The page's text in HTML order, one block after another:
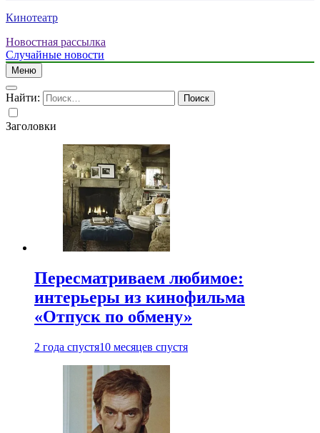
Кинотеатр
Новостная рассылка
Случайные новости
Меню
Найти:
Заголовки
Пересматриваем любимое:
интерьеры из кинофильма
«Отпуск по обмену»
2 года спустя10 месяцев спустя